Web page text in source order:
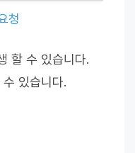
청
할 수 있습니다.
있습니다.